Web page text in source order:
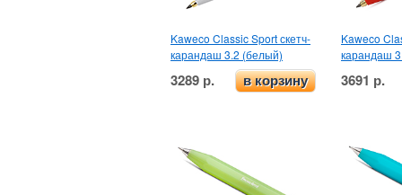
Kaweco Classic Sport скетч-
карандаш 3.2 (белый)
3289 р. в корзину
Kaweco
карандаш
3691 р.